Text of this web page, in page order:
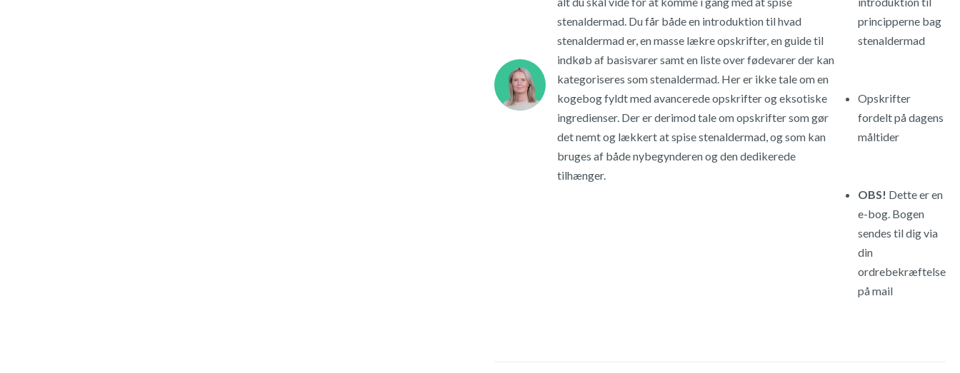
stenaldermad. Du får både en introduktion til hvad
stenaldermad er, en masse lækre opskrifter, en guide til
indkøb af basisvarer samt en liste over fødevarer der kan
kategoriseres som stenaldermad. Her er ikke tale om en
kogebog fyldt med avancerede opskrifter og eksotiske
ingredienser. Der er derimod tale om opskrifter som gør
det nemt og lækkert at spise stenaldermad, og som kan
bruges af både nybegynderen og den dedikerede
tilhænger.
principperne bag
stenaldermad
Opskrifter
fordelt på dagens
måltider
OBS! Dette er en
e-bog. Bogen
sendes til dig via
din
ordrebekræftelse
på mail